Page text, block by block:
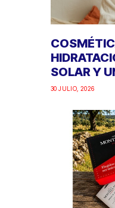
SOLAR Y
30 JULIO, 2026